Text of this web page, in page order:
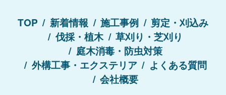
TOP 新着情報 施工事例
剪定・刈込み
伐採・植木
草刈り・芝刈り
庭木消毒・防虫対策
外構工事・エクステリア
よくある質問
会社概要